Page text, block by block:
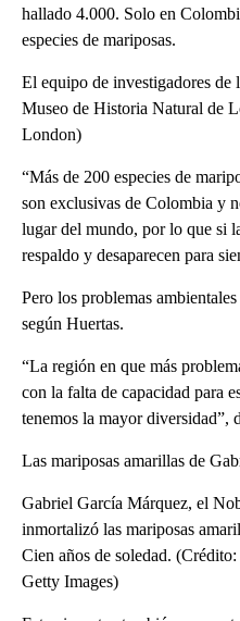
hallado 4.000. Solo en
especies de mariposas.
El equipo de investigadores de
Museo de Historia Natural de
London)
“Más de 200 especies de
son exclusivas de Colombia y
lugar del mundo, por lo que si
respaldo y desaparecen para
Pero los problemas
según Huertas.
“La región en que más
con la falta de capacidad para
tenemos la mayor diversidad”,
Las mariposas amarillas de
Gabriel García Márquez, el
inmortalizó las mariposas
Cien años de soledad.
Getty Images)